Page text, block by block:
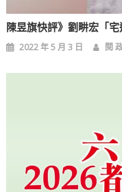
陳昱旗快評》劉畊宏「
2022 年 5 月 3 日 閱